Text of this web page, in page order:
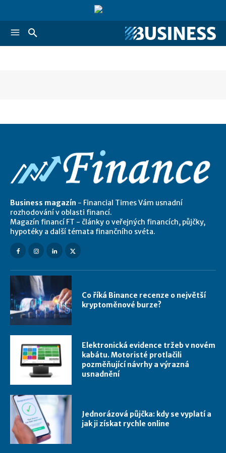
Business magazín - Financial Times Vám usnadní
rozhodování v oblasti financí.
Magazín financí FT - články o veřejných financích, půjčky,
hypotéky a další témata finančního svéta.
Co říká Binance recenze o největší
kryptoměnové burze?
Elektronická evidence tržeb v novém
kabátu. Motoristé protlačili
pozměňující návrhy a výrazná
usnadnění
Jednorázová půjčka: kdy se vyplatí a
jak ji získat rychle online